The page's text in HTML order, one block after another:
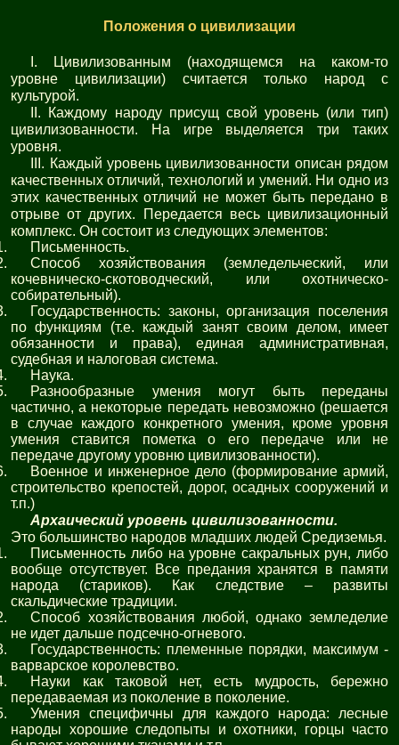
Положения о цивилизации
I. Цивилизованным (находящемся на каком-то
уровне цивилизации) считается только народ с
культурой.
II. Каждому народу присущ свой уровень (или тип)
цивилизованности. На игре выделяется три таких
уровня.
III. Каждый уровень цивилизованности описан рядом
качественных отличий, технологий и умений. Ни одно из
этих качественных отличий не может быть передано в
отрыве от других. Передается весь цивилизационный
комплекс. Он состоит из следующих элементов:
Письменность.
Способ хозяйствования (земледельческий, или
кочевническо-скотоводческий, или охотническо-
собирательный).
Государственность: законы, организация поселения
по функциям (т.е. каждый занят своим делом, имеет
обязанности и права), единая административная,
судебная и налоговая система.
Наука.
Разнообразные умения могут быть переданы
частично, а некоторые передать невозможно (решается
в случае каждого конкретного умения, кроме уровня
умения ставится пометка о его передаче или не
передаче другому уровню цивилизованности).
Военное и инженерное дело (формирование армий,
строительство крепостей, дорог, осадных сооружений и
т.п.)
Архаический уровень цивилизованности.
Это большинство народов младших людей Средиземья.
Письменность либо на уровне сакральных рун, либо
вообще отсутствует. Все предания хранятся в памяти
народа (стариков). Как следствие – развиты
скальдические традиции.
Способ хозяйствования любой, однако земледелие
не идет дальше подсечно-огневого.
Государственность: племенные порядки, максимум -
варварское королевство.
Науки как таковой нет, есть мудрость, бережно
передаваемая из поколение в поколение.
Умения специфичны для каждого народа: лесные
народы хорошие следопыты и охотники, горцы часто